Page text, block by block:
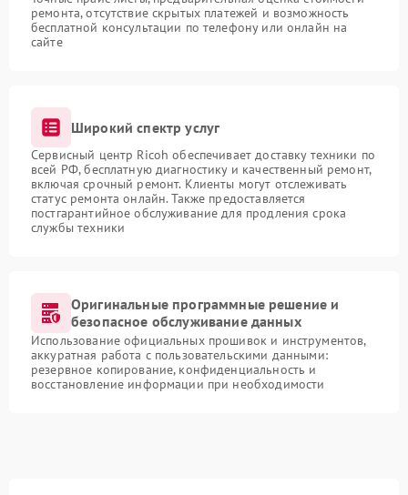
ремонта, отсутствие скрытых платежей и возможность
бесплатной консультации по телефону или онлайн на
сайте
Широкий спектр услуг
Сервисный центр Ricoh обеспечивает доставку техники по
всей РФ, бесплатную диагностику и качественный ремонт,
включая срочный ремонт. Клиенты могут отслеживать
статус ремонта онлайн. Также предоставляется
постгарантийное обслуживание для продления срока
службы техники
Оригинальные программные решение и
безопасное обслуживание данных
Использование официальных прошивок и инструментов,
аккуратная работа с пользовательскими данными:
резервное копирование, конфиденциальность и
восстановление информации при необходимости